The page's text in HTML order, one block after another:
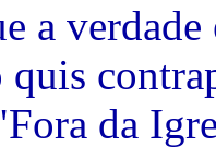
a
quis
da